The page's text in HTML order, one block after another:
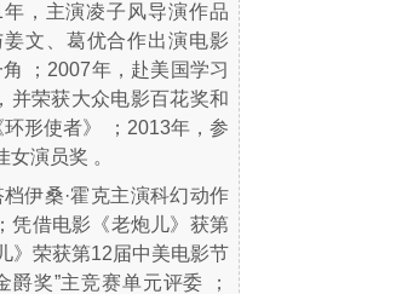
，主演凌子风导演作品
文、葛优合作出演电影
；2007年，赴美国学习
并荣获大众电影百花奖和
形使者》 ；2013年，参
演员奖 。
伊桑·霍克主演科幻动作
凭借电影《老炮儿》获第
》荣获第12届中美电影节
奖”主竞赛单元评委 ；